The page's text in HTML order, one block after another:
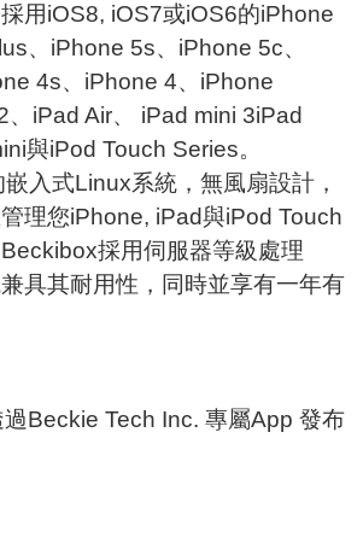
用iOS8, iOS7或iOS6的iPhone
、iPhone 5s、iPhone 5c、
4s、iPhone 4、iPhone
、iPad Air、 iPad mini 3iPad
與iPod Touch Series。
入式Linux系統，無風扇設計，
理您iPhone, iPad與iPod Touch
Beckibox採用伺服器等級處理
具其耐用性，同時並享有一年有
Beckie Tech Inc. 專屬App 發布